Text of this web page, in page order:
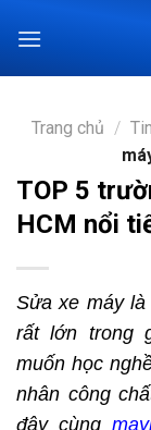
đến
Trang chủ /
TOP 5
HCM nổi
Sửa xe máy
rất lớn trong
muốn học
nhân công
đây cùng